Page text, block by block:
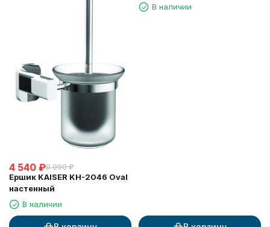
4 540 ₽9 990 ₽
Ершик KAISER KH-2046 Oval
настенный
В наличии
В наличии